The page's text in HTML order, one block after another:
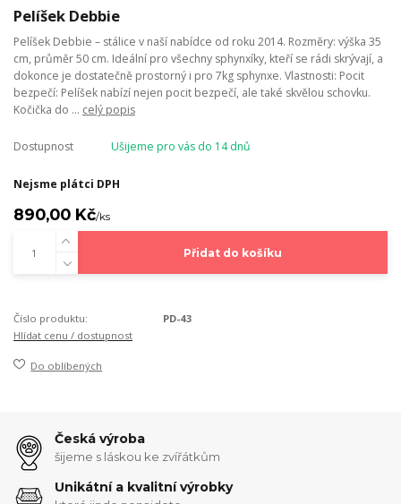
Pelíšek Debbie
Pelíšek Debbie – stálice v naší nabídce od roku 2014. Rozměry: výška 35
cm, průměr 50 cm. Ideální pro všechny sphynxíky, kteří se rádi skrývají, a
dokonce je dostatečně prostorný i pro 7kg sphynxe. Vlastnosti: Pocit
bezpečí: Pelíšek nabízí nejen pocit bezpečí, ale také skvělou schovku.
Kočička do ... celý popis
Dostupnost Ušijeme pro vás do 14 dnů
Nejsme plátci DPH
890,00 Kč/ks
Přidat do košíku
Číslo produktu:
PD-43
Hlídat cenu / dostupnost
Do oblíbených
Česká výroba
šijeme s láskou ke zvířátkům
Unikátní a kvalitní výrobky